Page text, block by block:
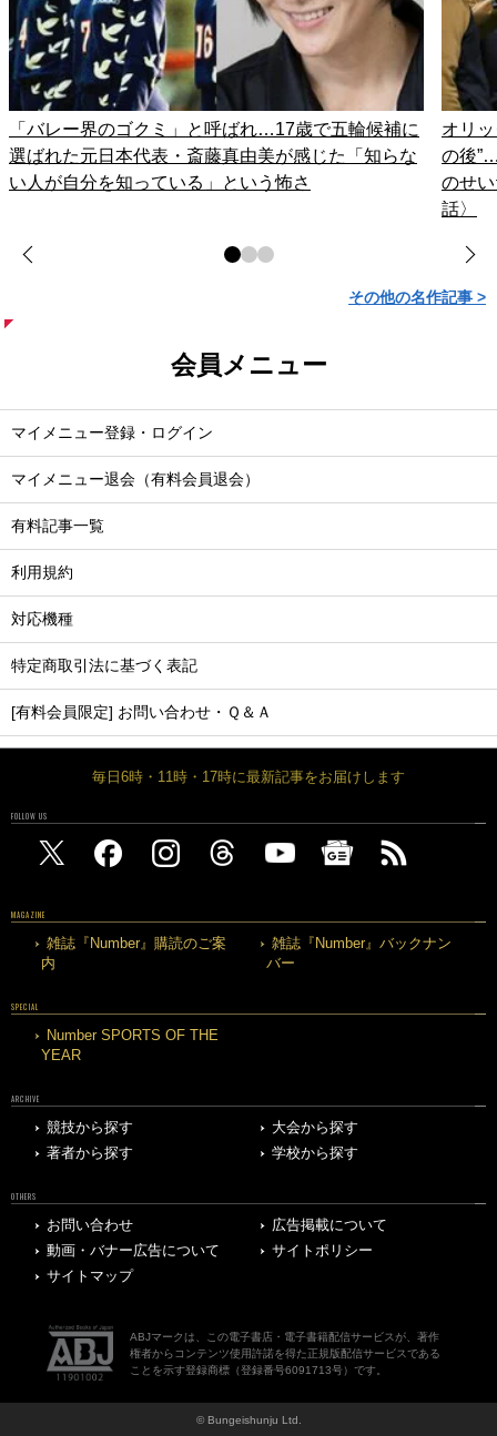
「バレー界のゴクミ」と呼ばれ…17歳で五輪候補に
選ばれた元日本代表・斎藤真由美が感じた「知らな
い人が自分を知っている」という怖さ
オリ
の後
のせ
話〉
その他の名作記事 >
会員メニュー
マイメニュー登録・ログイン
マイメニュー退会（有料会員退会）
有料記事一覧
利用規約
対応機種
特定商取引法に基づく表記
[有料会員限定] お問い合わせ・Ｑ＆Ａ
毎日6時・11時・17時に最新記事をお届けします
FOLLOW US
MAGAZINE
雑誌『Number』購読のご案
内
雑誌『Number』バックナン
バー
SPECIAL
Number SPORTS OF THE
YEAR
ARCHIVE
競技から探す
大会から探す
著者から探す
学校から探す
OTHERS
お問い合わせ
広告掲載について
動画・バナー広告について
サイトポリシー
サイトマップ
ABJマークは、この電子書店・電子書籍配信サービスが、著作
権者からコンテンツ使用許諾を得た正規版配信サービスである
ことを示す登録商標（登録番号6091713号）です。
© Bungeishunju Ltd.